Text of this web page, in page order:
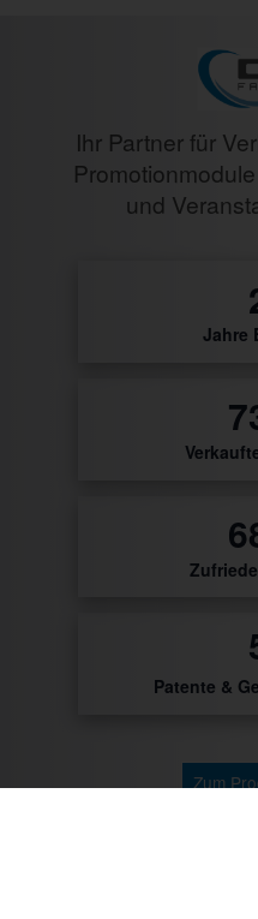
Ihr Partner für
und
Jahre
Patente &
Zum